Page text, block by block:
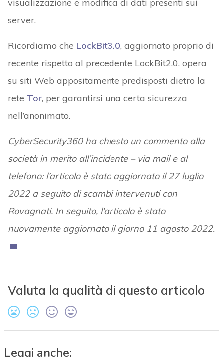
visualizzazione e modifica di dati presenti sui
server.
Ricordiamo che LockBit3.0, aggiornato proprio di
recente rispetto al precedente LockBit2.0, opera
su siti Web appositamente predisposti dietro la
rete Tor, per garantirsi una certa sicurezza
nell’anonimato.
CyberSecurity360 ha chiesto un commento alla
società in merito all’incidente – via mail e al
telefono: l’articolo è stato aggiornato il 27 luglio
2022 a seguito di scambi intervenuti con
Rovagnati. In seguito, l’articolo è stato
nuovamente aggiornato il giorno 11 agosto 2022.
Valuta la qualità di questo articolo
Leggi anche: